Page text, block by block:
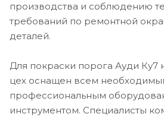
производства и соблюдению
требований по ремонтной
деталей.
Для покраски порога Ауди
цех оснащен всем
профессиональным
инструментом. Специалисты